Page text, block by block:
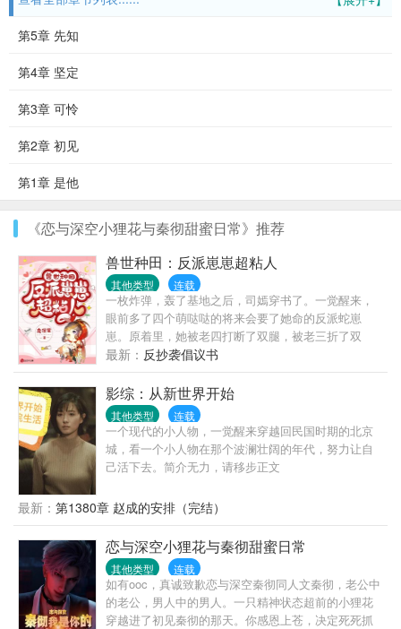
第5章 先知
第4章 坚定
第3章 可怜
第2章 初见
第1章 是他
《恋与深空小狸花与秦彻甜蜜日常》推荐
兽世种田：反派崽崽超粘人
其他类型 连载
一枚炸弹，轰了基地之后，司嫣穿书了。一觉醒来，
眼前多了四个萌哒哒的将来会要了她命的反派蛇崽
崽。原着里，她被老四打断了双腿，被老三折了双
臂，被老二弄瞎了双眼，被老大刺穿心脏一命呜呼。
司嫣两腿一蹬。不，老娘不能躺...
最新： 反抄袭倡议书
影综：从新世界开始
其他类型 连载
一个现代的小人物，一觉醒来穿越回民国时期的北京
城，看一个小人物在那个波澜壮阔的年代，努力让自
己活下去。简介无力，请移步正文
最新： 第1380章 赵成的安排（完结）
恋与深空小狸花与秦彻甜蜜日常
其他类型 连载
如有ooc，真诚致歉恋与深空秦彻同人文秦彻，老公中
的老公，男人中的男人。一只精神状态超前的小狸花
穿越进了初见秦彻的那天。你感恩上苍，决定死死抓